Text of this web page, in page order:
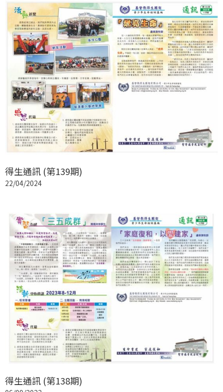
得生通訊 (第139期)
22/04/2024
得生通訊 (第138期)